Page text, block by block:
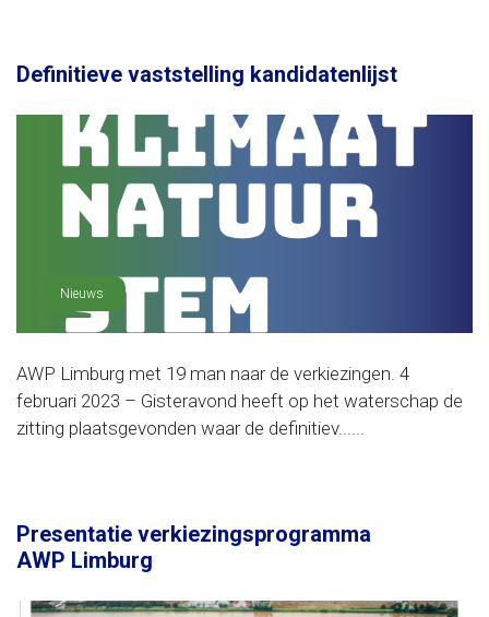
Definitieve vaststelling kandidatenlijst
Nieuws
AWP Limburg met 19 man naar de verkiezingen. 4
februari 2023 – Gisteravond heeft op het waterschap de
zitting plaatsgevonden waar de definitiev......
Presentatie verkiezingsprogramma
AWP Limburg